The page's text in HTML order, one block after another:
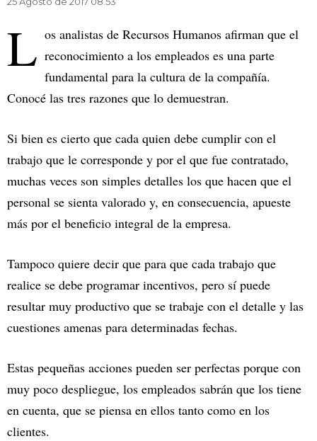
L os analistas de Recursos Humanos afirman que el
reconocimiento a los empleados es una parte
fundamental para la cultura de la compañía.
Conocé las tres razones que lo demuestran.
Si bien es cierto que cada quien debe cumplir con el
trabajo que le corresponde y por el que fue contratado,
muchas veces son simples detalles los que hacen que el
personal se sienta valorado y, en consecuencia, apueste
más por el beneficio integral de la empresa.
Tampoco quiere decir que para que cada trabajo que
realice se debe programar incentivos, pero sí puede
resultar muy productivo que se trabaje con el detalle y las
cuestiones amenas para determinadas fechas.
Estas pequeñas acciones pueden ser perfectas porque con
muy poco despliegue, los empleados sabrán que los tiene
en cuenta, que se piensa en ellos tanto como en los
clientes.